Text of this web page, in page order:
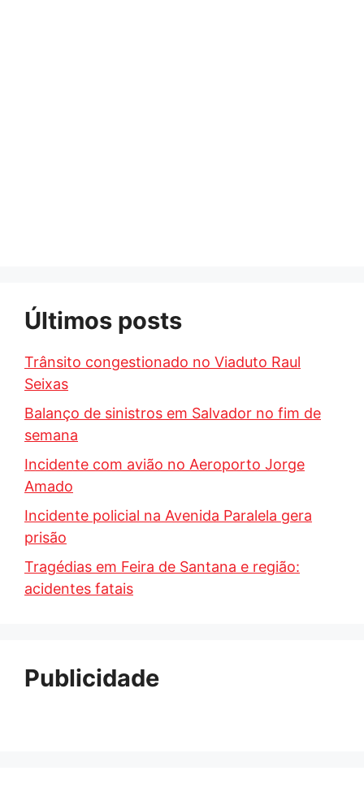
Últimos posts
Trânsito congestionado no Viaduto Raul
Seixas
Balanço de sinistros em Salvador no fim de
semana
Incidente com avião no Aeroporto Jorge
Amado
Incidente policial na Avenida Paralela gera
prisão
Tragédias em Feira de Santana e região:
acidentes fatais
Publicidade